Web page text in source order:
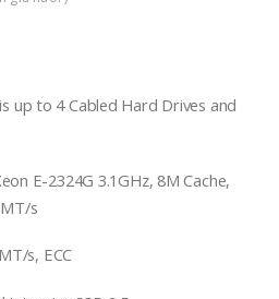
up to 4 Cabled Hard Drives and
E-2324G 3.1GHz, 8M Cache,
s
s, ECC